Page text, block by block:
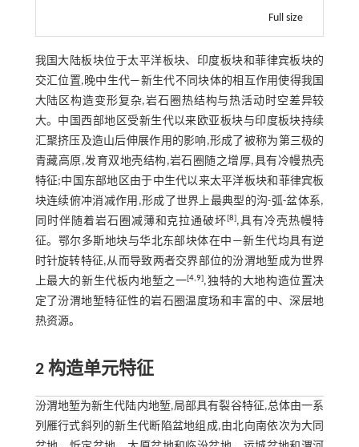
Full size
我国大陆板块位于太平洋板块、印度板块和菲律宾板块的
交汇位置,晚中生代—新生代不同块体的相互作用使得我国
大陆区构造变形复杂,岩石圈热结构与热活动时空差异较
大。中国西部地区受新生代以来欧亚板块与印度板块持续
汇聚挤压及造山后伸展作用的影响,形成了被称为第三极的
青藏高原,发育双地壳结构,岩石圈随之增厚,具有冷幔热壳
特征;中国东部地区由于中生代以来太平洋板块和菲律宾板
块连续俯冲消减作用,形成了世界上最典型的沟-弧-盆体系,
同时伴随着岩石圈减薄和克拉通破坏[8],具有冷壳热幔特
征。鄂尔多斯地块与华北东部块体在中—新生代均具有逆
时针旋转特征,从而导致两者交界部位的汾渭地堑成为世界
上最大的新生代板内地堑之一[4,9],独特的大地构造位置决
定了汾渭地堑特征性的岩石圈温度场和丰富的中、深层地
热资源。
2 构造单元特征
汾渭地堑为新生代陆内地堑,局部具有裂谷特征,总体由一系
列雁行式斜列的新生代断陷盆地组成,由北向南依次为大同